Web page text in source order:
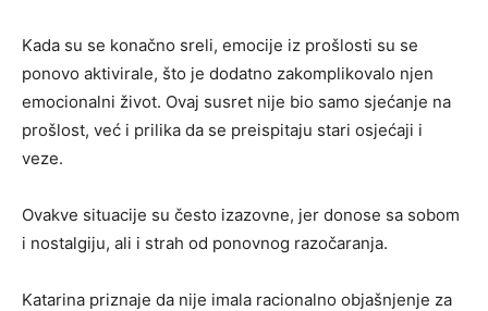
Kada su se konačno sreli, emocije iz prošlosti su se
ponovo aktivirale, što je dodatno zakomplikovalo njen
emocionalni život. Ovaj susret nije bio samo sjećanje na
prošlost, već i prilika da se preispitaju stari osjećaji i
veze.
Ovakve situacije su često izazovne, jer donose sa sobom
i nostalgiju, ali i strah od ponovnog razočaranja.
Katarina priznaje da nije imala racionalno objašnjenje za